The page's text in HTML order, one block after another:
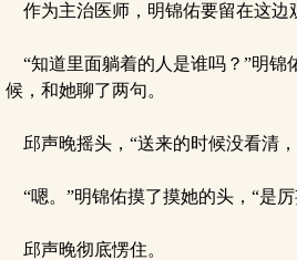
作为主治医师，明锦佑要留在这边
“知道里面躺着的人是谁吗？”明锦
候，和她聊了两句。
邱声晚摇头，“送来的时候没看清
“嗯。”明锦佑摸了摸她的头，“是厉
邱声晚彻底愣住。